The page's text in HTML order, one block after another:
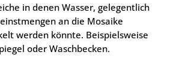
in denen Wasser, gelegentlich
an die Mosaike
werden könnte. Beispielsweise
oder Waschbecken.